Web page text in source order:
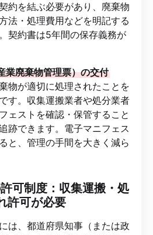
約を結ぶ必要があり、廃棄物
法・処理費用などを明記する
契約書は5年間の保存義務が
廃棄物管理票）の交付
物が適切に処理されたことを
す。収集運搬業者や処分業者
ェストを確認・保管すること
跡できます。電子マニフェス
と、管理の手間を大きく減ら
可制度：収集運搬・処
許可が必要
は、都道府県知事（または政